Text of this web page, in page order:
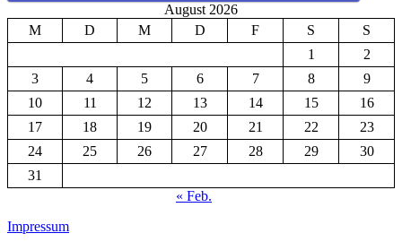
August 2026
M
D M D F S
S
1
2
3
4 5 6 7 8
9
10
11 12 13 14 15
16
17
18 19 20 21 22
23
24
25 26 27 28 29
30
31
« Feb.
Impressum